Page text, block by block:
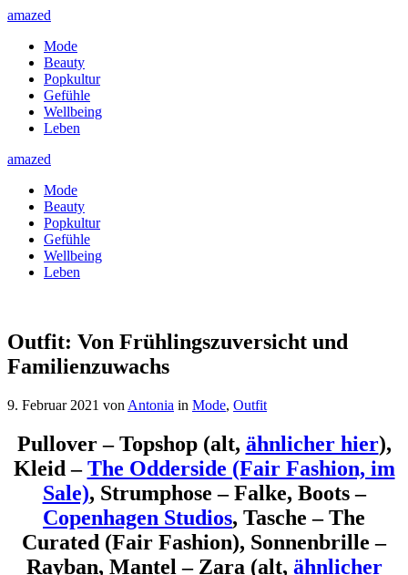
amazed
Mode
Beauty
Popkultur
Gefühle
Wellbeing
Leben
amazed
Mode
Beauty
Popkultur
Gefühle
Wellbeing
Leben
Outfit: Von Frühlingszuversicht und
Familienzuwachs
9. Februar 2021 von Antonia in Mode, Outfit
Pullover – Topshop (alt, ähnlicher hier),
Kleid –The Odderside (Fair Fashion, im
Sale), Strumphose – Falke, Boots –
Copenhagen Studios, Tasche – The
Curated (Fair Fashion), Sonnenbrille –
Rayban, Mantel – Zara (alt, ähnlicher